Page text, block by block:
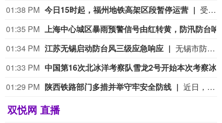
01:38 PM 今日15时起，福州地铁高架区段暂停运营
受台风“白海豚”影响，为保障乘客出行安全，经综合研判，自8月9日15时起，福州地铁6号线和滨海快线高架站及高架区段停运，恢复正常运营时间另行通知。
01:35 PM
01:34 PM 江苏无锡启动防台风三级应急响应
无锡市防汛抗旱指挥部8月9日发布关于提升全市防台风应急响应至三级的紧急通知：市防汛抗旱指挥部于8月9日12时提升全市防台风应急响应至三级，启动以下重点防台措施。1.户外在建工地停工，港口码头停止作业。2.内河航道（长江无锡段除外）停航，关停渡口，船舶回港停靠。3.关停旅游景区室外高风险游乐项目，关闭沿湖和山区景区。4.封控沿江沿湖水库大堤、堤顶公路以及各类临水步道、栈道等设施，沿湖公路实施交通管制。5.地铁高架及地面区段限速运行或停运，停止山区等风险区域公交线路，对沿山体公路进行交通管制。6.停止组织露天集体活动和各类大型活动，停止学校和培训机构暂停户外教学活动。7.撤离地质灾害点、危旧房屋、未有效加固的临时活动板房的人员。8.地下空间、下穿立交、隧道一旦进水，立即关停。应急响应期间，请各有关单位和广大市民密切关注天气，加强防范。1.台风影响期间，尽量不要外出。2.远离地下空间，一旦发现进水迹象请不要进入。3.远离山体和水体周边，防止山洪、山体滑坡、泥石流和临水设施故障造成人员财产损失。4.远离电力设施，防止触电。5.远离高大树木、广告牌、路灯、电线杆、危旧房屋、施工围挡等区域。6.检查加固室外门窗、空调机、屋顶设施等，清除户外阳台杂物，防止高空坠物伤人。7.出行注意避开桥涵、下立交、隧道、低洼积水区域，车辆熄火时立即到安全区域避险，不要涉水通行。8.拒绝户外聚餐活动，不进入有风险的老旧房屋和设施。
01:33 PM
01:29 PM 陕西铁路部门多措并举守牢安全防线 近日，陕西多地出现强降雨天气，给铁路运输安全带来严峻挑战。中国铁路西安局集团有限公司（以下简称“西安铁路局”）织密人防、物防、技防立体防护网，进一步压实安全责任，强化安全隐患排查整治，加强科技运用，以多项硬核举措守牢铁路运输安全防线。
双悦网 直播